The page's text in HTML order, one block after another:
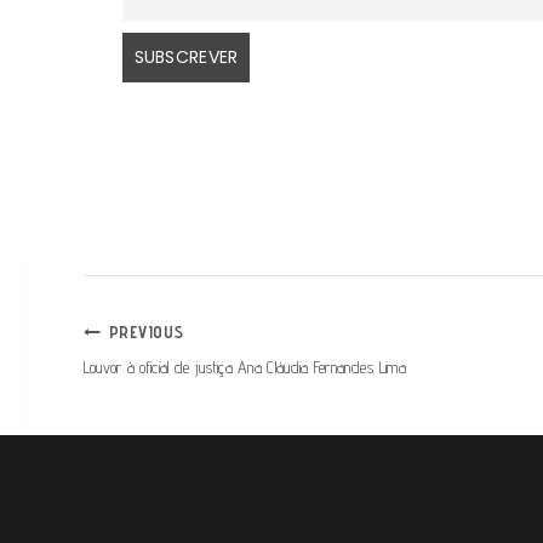
PREVIOUS
Louvor à oficial de justiça Ana Cláudia Fernandes Lima